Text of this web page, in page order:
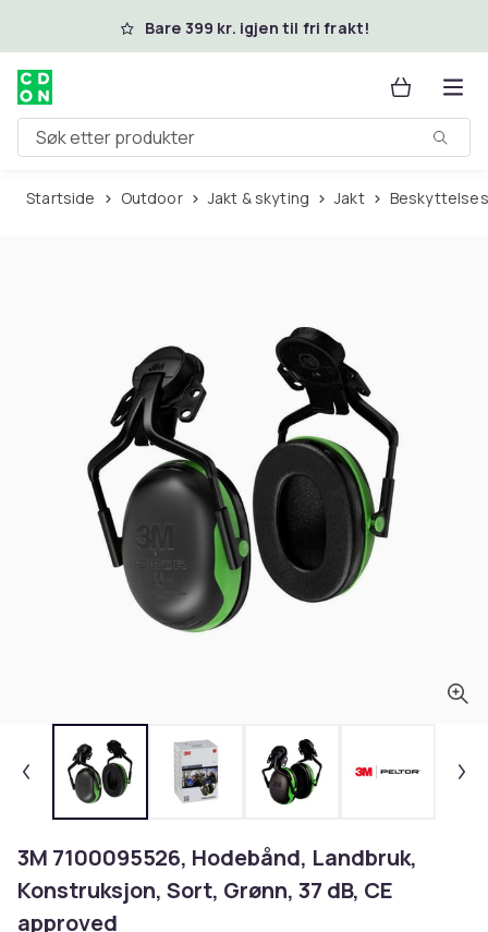
Hopp til hovedinnholdBare 399 kr. igjen til fri frakt!
Søk etter produkter
Startside Outdoor Jakt & skyting Jakt
3M 7100095526, Hodebånd, Landbruk,
Konstruksjon, Sort, Grønn, 37 dB, CE
approved